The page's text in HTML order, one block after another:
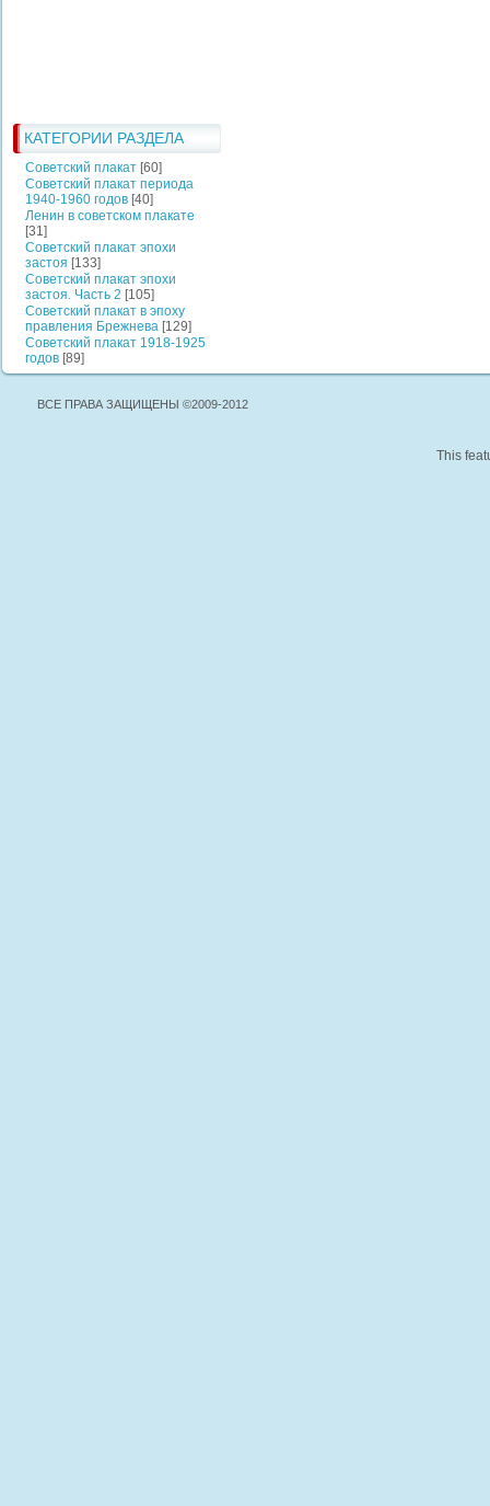
КАТЕГОРИИ РАЗДЕЛА
Советский плакат [60]
Советский плакат периода
1940-1960 годов [40]
Ленин в советском плакате
[31]
Советский плакат эпохи
застоя [133]
Советский плакат эпохи
застоя. Часть 2 [105]
Советский плакат в эпоху
правления Брежнева [129]
Советский плакат 1918-1925
годов [89]
ВСЕ ПРАВА ЗАЩИЩЕНЫ ©2009-2012
This